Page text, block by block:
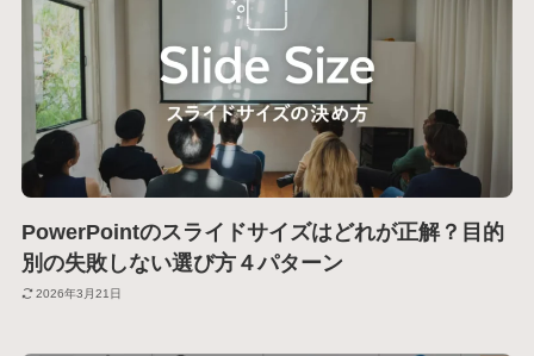
PowerPointのスライドサイズはどれが正解？目的
別の失敗しない選び方４パターン
2026年3月21日